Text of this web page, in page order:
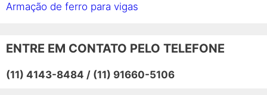
Armação de ferro para vigas
Barra de aço
Barra de ferro preço
ENTRE EM CONTATO PELO TELEFONE
(11) 4143-8484 / (11) 91660-5106